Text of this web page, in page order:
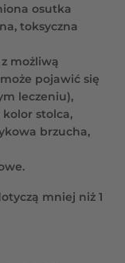
osutka
toksyczna
możliwą
pojawić się
leczeniu),
kolor stolca,
brzucha,
mniej niż 1